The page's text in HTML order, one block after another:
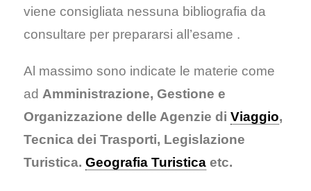
viene consigliata nessuna bibliografia da
consultare per prepararsi all’esame .
Al massimo sono indicate le materie come
ad Amministrazione, Gestione e
Organizzazione delle Agenzie di Viaggio,
Tecnica dei Trasporti, Legislazione
Turistica. Geografia Turisticaetc.